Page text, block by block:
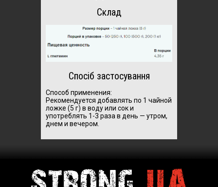
Склад
Спосіб застосування
Способ применения:
Рекомендуется добавлять по 1 чайной
ложке (5 г) в воду или сок и
употреблять 1-3 раза в день — утром,
днем и вечером.